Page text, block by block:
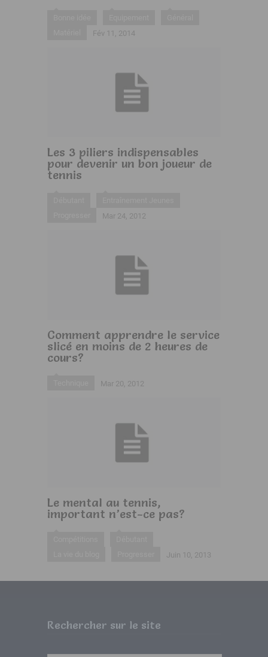
Fév 11, 2014
Les 3 piliers indispensables
pour devenir un bon joueur de
tennis
Mar 24, 2012
Comment apprendre le service
slicé en moins de 2 heures de
cours?
Mar 20, 2012
Le mental au tennis,
important n’est-ce pas?
Juin 10, 2013
Rechercher sur le site